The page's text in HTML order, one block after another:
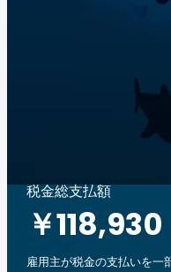
税金総支払額
￥118,930
雇用主が税金の支払いを一